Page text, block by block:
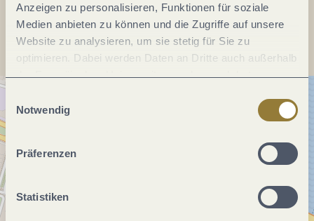
Anzeigen zu personalisieren, Funktionen für soziale
Medien anbieten zu können und die Zugriffe auf unsere
Website zu analysieren, um sie stetig für Sie zu
optimieren. Dabei werden Daten an Dritte auch außerhalb
der Europäischen Union weitergegeben und dort
jederzeit widerrufen werden. Mit der Auswahl "Alle
ablehnen" kann es zu Beeinträchtigungen in der Nutzung
Notwendig
Präferenzen
Statistiken
Anreise planen